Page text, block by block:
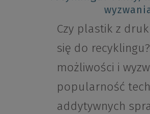
Czy plastik z
się do
możliwości i
popularność
addytywnych